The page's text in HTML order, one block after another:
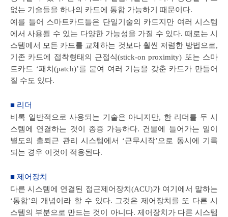
없는 기술들을 하나의 카드에 통합 가능하기 때문이다.
예를 들어 스마트카드들은 단일기술의 카드지만 여러 시스템
에서 사용될 수 있는 다양한 가능성을 가질 수 있다. 때로는 시
스템에서 모든 카드를 교체하는 것보다 훨씬 저렴한 방법으로,
기존 카드에 접착형태의 근접식(stick-on proximity) 또는 스마
트카드 ‘패치(patch)’를 붙여 여러 기능을 갖춘 카드가 만들어
질 수도 있다.
■ 리더
비록 일반적으로 사용되는 기술은 아니지만, 한 리더를 두 시
스템에 연결하는 것이 종종 가능하다. 건물에 들어가는 일이
별도의 출퇴근 관리 시스템에서 ‘근무시작’으로 동시에 기록
되는 경우 이것이 적용된다.
■ 제어장치
다른 시스템에 연결된 접근제어장치(ACU)가 여기에서 말하는
‘통합’의 개념이라 할 수 있다. 그것은 제어장치를 또 다른 시
스템의 부분으로 만드는 것이 아니다. 제어장치가 다른 시스템